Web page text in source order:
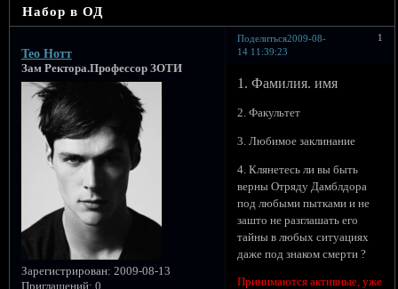
Набор в ОД
Поделиться 1
2009-08-
14 11:39:23
Тео Нотт
Зам Ректора.Профессор ЗОТИ
Зарегистрирован: 2009-08-13
Приглашений: 0
1. Фамилия. имя
2. Факультет
3. Любимое заклинание
4. Клянетесь ли вы быть
верны Отряду Дамблдора
под любыми пытками и не
зашто не разглашать его
тайны в любых ситуациях
даже под знаком смерти ?
Принимаются активные, уже